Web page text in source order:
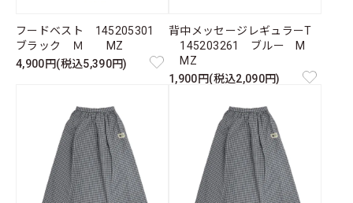
フードベスト 145205301
ブラック Ｍ MZ
4,900円(税込5,390円)
背中メッセージレギュラーT
145203261 ブルー M
MZ
1,900円(税込2,090円)